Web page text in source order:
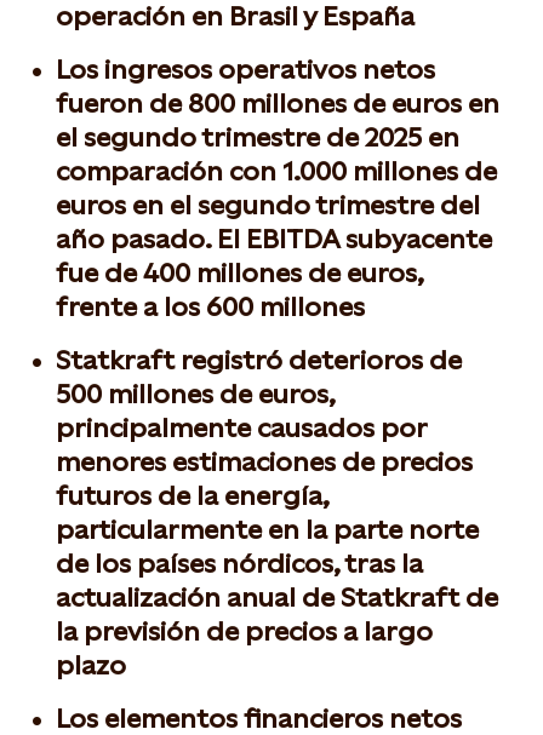
operación en Brasil y España
Los ingresos operativos netos
fueron de 800 millones de euros en
el segundo trimestre de 2025 en
comparación con 1.000 millones de
euros en el segundo trimestre del
año pasado. El EBITDA subyacente
fue de 400 millones de euros,
frente a los 600 millones
Statkraft registró deterioros de
500 millones de euros,
principalmente causados por
menores estimaciones de precios
futuros de la energía,
particularmente en la parte norte
de los países nórdicos, tras la
actualización anual de Statkraft de
la previsión de precios a largo
plazo
Los elementos financieros netos